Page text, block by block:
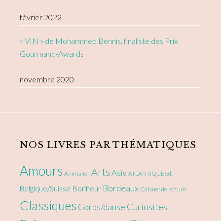
février 2022
« VIN » de Mohammed Bennis, finaliste des Prix
Gourmand-Awards
novembre 2020
NOS LIVRES PAR THÉMATIQUES
Amours Animalier Arts Asie ATLANTIQUE éd.
Belgique/Suisse Bonheur Bordeaux Cabinet de lecture
Classiques Corps/danse Curiosités